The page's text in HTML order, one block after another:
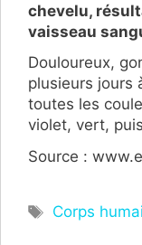
chevelu,
vaisseau
Douloureux,
plusieurs jours
toutes les
violet, vert,
Source :
Étiquettes
Corps